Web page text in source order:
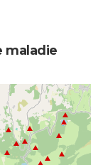
maladie